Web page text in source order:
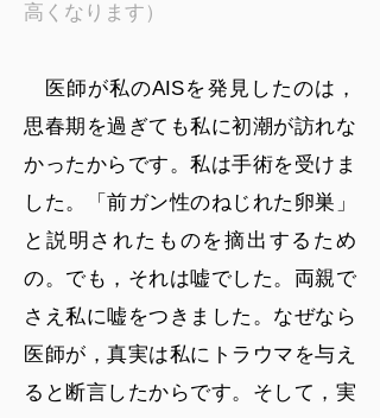
高くなります）
医師が私のAISを発見したのは，
思春期を過ぎても私に初潮が訪れな
かったからです。私は手術を受けま
した。「前ガン性のねじれた卵巣」
と説明されたものを摘出するため
の。でも，それは嘘でした。両親で
さえ私に嘘をつきました。なぜなら
医師が，真実は私にトラウマを与え
ると断言したからです。そして，実